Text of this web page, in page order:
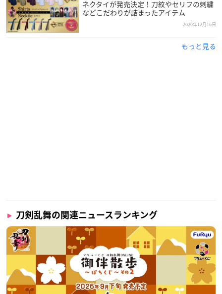
ネクタイが発売決定！刀紋やセリフの刺繍
などこだわりが詰まったアイテム
2020年12月16日
もっと見る
刀剣乱舞の関連ニュースランキング